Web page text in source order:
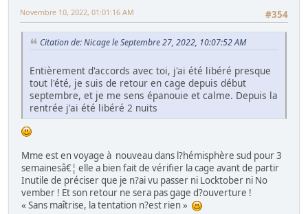
#354
Novembre 10, 2022, 01:01:16 AM
Citation de: Nicage le Septembre 27, 2022, 10:07:52 AM
Entièrement d'accords avec toi, j'ai été libéré presque
tout l'été, je suis de retour en cage depuis début
septembre, et je me sens épanouie et calme. Depuis la
rentrée j'ai été libéré 2 nuits
Mme est en voyage à nouveau dans l?hémisphère sud pour 3
semainesâ€¦ elle a bien fait de vérifier la cage avant de partir
Inutile de préciser que je n?ai vu passer ni Locktober ni No
vember ! Et son retour ne sera pas gage d?ouverture !
« Sans maîtrise, la tentation n?est rien »